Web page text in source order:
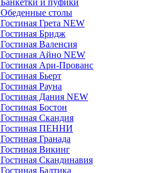
Обеденные столы
Гостиная Грета NEW
Гостиная Бридж
Гостиная Валенсия
Гостиная Айно NEW
Гостиная Ари-Прованс
Гостиная Бьерт
Гостиная Рауна
Гостиная Дания NEW
Гостиная Бостон
Гостиная Скандия
Гостиная ПЕННИ
Гостиная Гранада
Гостиная Викинг
Гостиная Скандинавия
Гостиная Балтика